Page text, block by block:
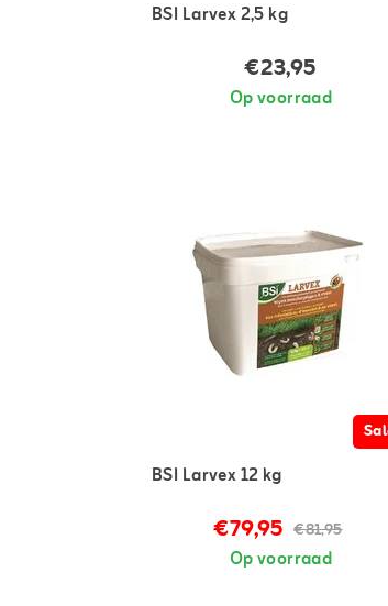
BSI Larvex 2,5 kg
€23,95
Op voorraad
BSI Larvex 12 kg
€79,95 €81,95
Op voorraad